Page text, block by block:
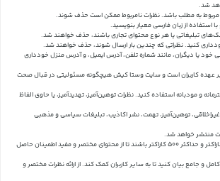
شد.
مربوط به مطلب باشد. نظرات نامربوط ممکن است حذف شوند.
استفاده از زبان فارسی معیار بنویسید.
تبلیغاتی یا هر نوع محتوای تجاری باشند، حذف خواهند شد.
کنید. نظراتی که چندین بار ارسال شوند، حذف خواهند شد.
خود یا دیگران، مانند شماره تلفن، آدرس ایمیل، و آدرس منزل خودداری
عهده کاربران است و سایت وستا کیش هیچگونه مسئولیتی در قبال صحت
و مودبانه استفاده کنید. نظرات توهین‌آمیز، تهدیدآمیز، یا حاوی الفاظ
توهین‌آمیز، تهمت، نشر اکاذیب، تبلیغات سیاسی و مذهبی
منتشر خواهد شد.
نظرات باید حداقل شامل 50 کاراکتر و حداکثر 500 کاراکتر باشند تا از محتوای مختصر و مفید اطمینان حاصل
و جامع بیان کنید تا به سایر کاربران کمک کند.از ارائه نظرات مختصر و